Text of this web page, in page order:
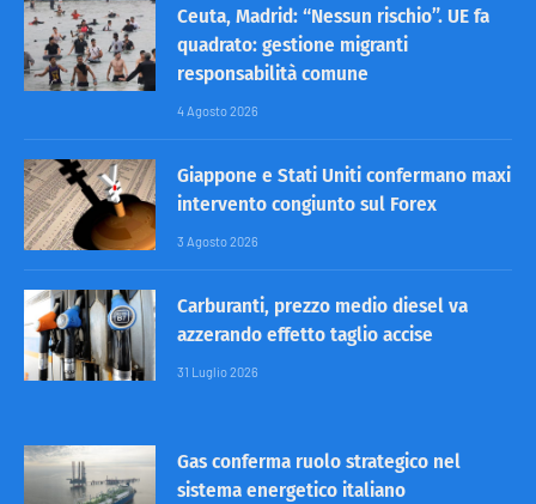
Ceuta, Madrid: “Nessun rischio”. UE fa
quadrato: gestione migranti
responsabilità comune
4 Agosto 2026
Giappone e Stati Uniti confermano maxi
intervento congiunto sul Forex
3 Agosto 2026
Carburanti, prezzo medio diesel va
azzerando effetto taglio accise
31 Luglio 2026
Gas conferma ruolo strategico nel
sistema energetico italiano